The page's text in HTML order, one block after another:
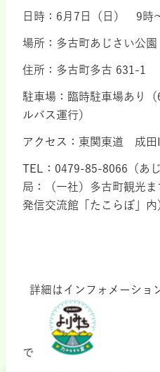
日時：6月7日（日） 9時
場所：多古町あじさい公園
住所：多古町多古 631-1
駐車場：臨時駐車場あり
ルバス運行）
アクセス：東関東道 成田
TEL：0479-85-8066（あ
局：（一社）多古町観光
発信交流館「たこらぼ」内
詳細はインフォメーショ
で